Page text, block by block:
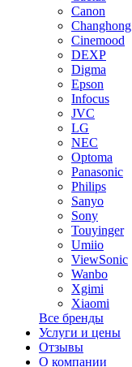
Canon
Changhong
Cinemood
DEXP
Digma
Epson
Infocus
JVC
LG
NEC
Optoma
Panasonic
Philips
Sanyo
Sony
Touyinger
Umiio
ViewSonic
Wanbo
Xgimi
Xiaomi
Все бренды
Услуги и цены
Отзывы
О компании